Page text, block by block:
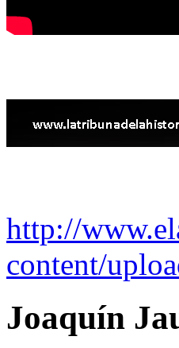
http://
content/
Joaquín